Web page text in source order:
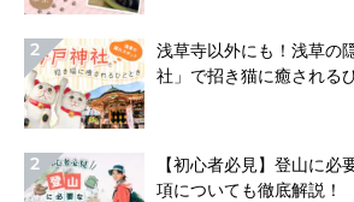
2
浅草寺以外にも！浅草の
社」で招き猫に癒される
2
【初心者必見】登山に必
項についても徹底解説！